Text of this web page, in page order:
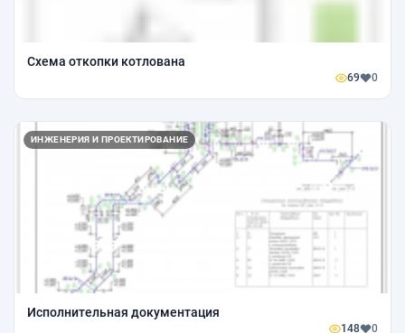
Схема откопки котлована
69 0
ИНЖЕНЕРИЯ И ПРОЕКТИРОВАНИЕ
Исполнительная документация
148 0